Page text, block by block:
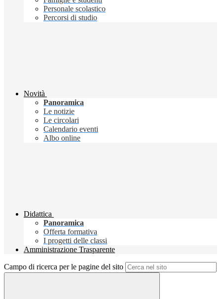
Personale scolastico
Percorsi di studio
Novità
Panoramica
Le notizie
Le circolari
Calendario eventi
Albo online
Didattica
Panoramica
Offerta formativa
I progetti delle classi
Amministrazione Trasparente
Campo di ricerca per le pagine del sito